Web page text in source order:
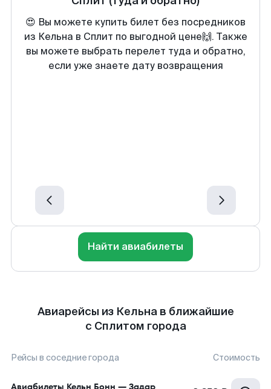
😍 Вы можете купить билет без посредников
из Кельна в Сплит по выгодной цене🙌. Также
вы можете выбрать перелет туда и обратно,
если уже знаете дату возвращения
Найти авиабилеты
Авиарейсы из Кельна в ближайшие
с Сплитом города
Рейсы в соседние города Стоимость
Авиабилеты Кельн Бонн — Задар